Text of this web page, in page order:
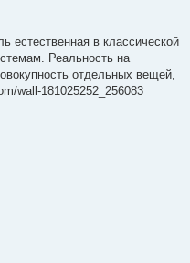
естественная в классической
Реальность на
отдельных вещей,
wall-181025252_256083